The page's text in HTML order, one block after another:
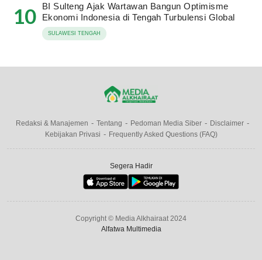
10
BI Sulteng Ajak Wartawan Bangun Optimisme
Ekonomi Indonesia di Tengah Turbulensi Global
SULAWESI TENGAH
Redaksi & Manajemen Tentang Pedoman Media Siber
Disclaimer
Kebijakan Privasi
Frequently Asked Questions (FAQ)
Segera Hadir
Copyright © Media Alkhairaat 2024
Alfatwa Multimedia